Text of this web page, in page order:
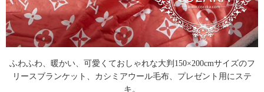
ふわふわ、暖かい、可愛くておしゃれな大判150×200cmサイズのフ
リースブランケット、カシミアウール毛布、プレゼント用にステ
キ。